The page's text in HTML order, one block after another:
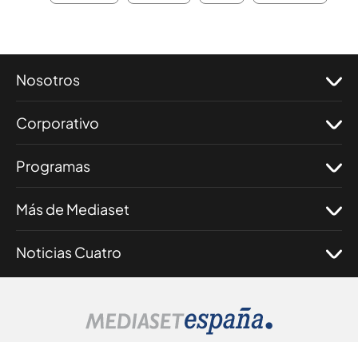
Nosotros
Corporativo
Programas
Más de Mediaset
Noticias Cuatro